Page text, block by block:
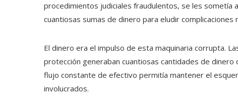
procedimientos judiciales fraudulentos, se les sometía
cuantiosas sumas de dinero para eludir complicaciones
El dinero era el impulso de esta maquinaria corrupta.
protección generaban cuantiosas cantidades de
flujo constante de efectivo permitía mantener el
involucrados.